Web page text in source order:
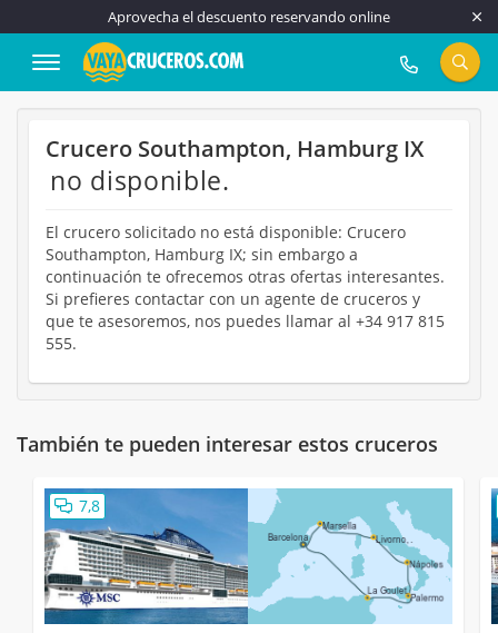
Aprovecha el descuento reservando online
917 815 555
Crucero Southampton, Hamburg IX
no disponible.
El crucero solicitado no está disponible: Crucero
Southampton, Hamburg IX; sin embargo a
continuación te ofrecemos otras ofertas interesantes.
Si prefieres contactar con un agente de cruceros y
que te asesoremos, nos puedes llamar al +34 917 815
555.
También te pueden interesar estos cruceros
7,8